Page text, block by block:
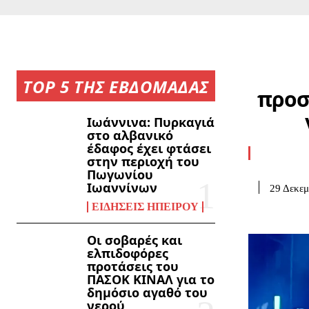
TOP 5 ΤΗΣ ΕΒΔΟΜΑΔΑΣ
Ιωάννινα: Πυρκαγιά
στο αλβανικό
έδαφος έχει φτάσει
στην περιοχή του
Πωγωνίου
Ιωαννίνων
ΕΙΔΉΣΕΙΣ ΗΠΕΊΡΟΥ
Οι σοβαρές και
ελπιδοφόρες
προτάσεις του
ΠΑΣΟΚ ΚΙΝΑΛ για το
δημόσιο αγαθό του
νερού
29